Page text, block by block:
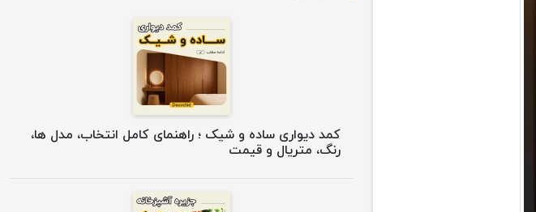
کمد دیواری ساده و شیک ؛ راهنمای کامل انتخاب، مدل ها،
رنگ، متریال و قیمت